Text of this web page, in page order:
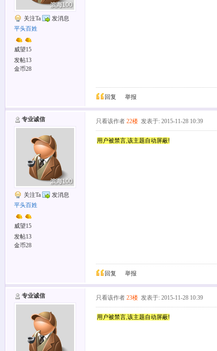
关注Ta
发消息
平头百姓
威望15
发帖13
金币28
回复 举报
专业诚信
关注Ta
发消息
平头百姓
威望15
发帖13
金币28
只看该作者 22楼 发表于: 2015-11-28 10:39
用户被禁言,该主题自动屏蔽!
回复 举报
专业诚信 只看该作者 23楼 发表于: 2015-11-28 10:39
用户被禁言,该主题自动屏蔽!